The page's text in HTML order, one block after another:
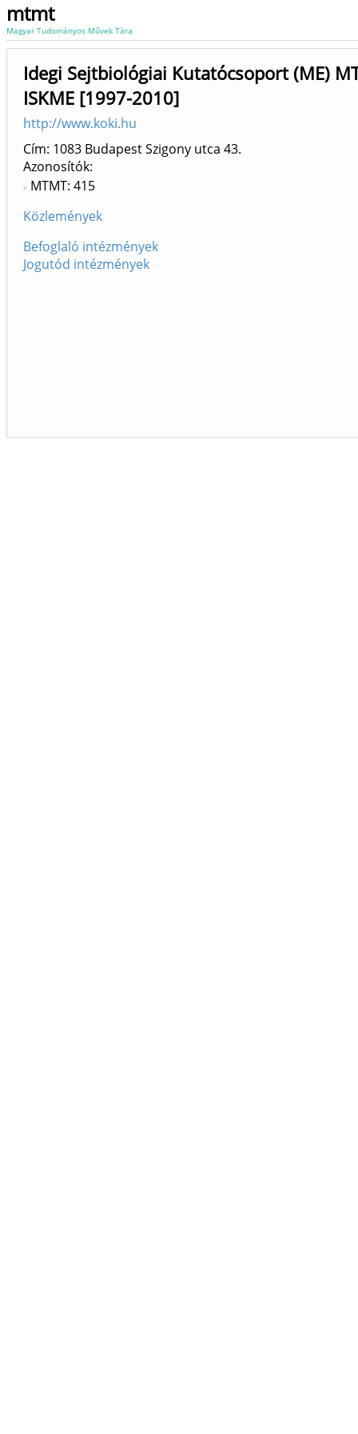
mtmt
Magyar Tudományos Művek Tára
Idegi Sejtbiológiai Kutatócsoport (ME)
ISKME [1997-2010]
http://www.koki.hu
Cím: 1083 Budapest Szigony utca 43.
Azonosítók
MTMT: 415
Közlemények
Befoglaló intézmények
Jogutód intézmények